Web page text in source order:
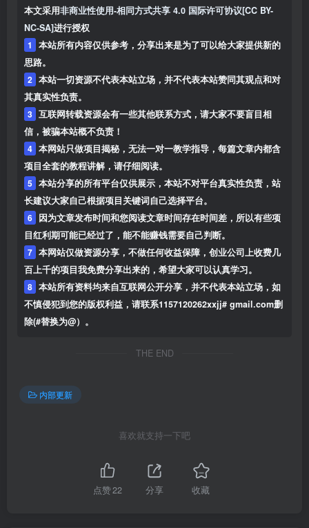
本文采用非商业性使用-相同方式共享 4.0 国际许可协议[CC BY-
NC-SA]进行授权
1
本站所有内容仅供参考，分享出来是为了可以给大家提供新的
思路。
2 本站一切资源不代表本站立场，并不代表本站赞同其观点和对
其真实性负责。
3 互联网转载资源会有一些其他联系方式，请大家不要盲目相
信，被骗本站概不负责！
4 本网站只做项目揭秘，无法一对一教学指导，每篇文章内都含
项目全套的教程讲解，请仔细阅读。
5 本站分享的所有平台仅供展示，本站不对平台真实性负责，站
长建议大家自己根据项目关键词自己选择平台。
6 因为文章发布时间和您阅读文章时间存在时间差，所以有些项
目红利期可能已经过了，能不能赚钱需要自己判断。
7 本网站仅做资源分享，不做任何收益保障，创业公司上收费几
百上千的项目我免费分享出来的，希望大家可以认真学习。
8 本站所有资料均来自互联网公开分享，并不代表本站立场，如
不慎侵犯到您的版权利益，请联系1157120262xxjj# gmail.com删
除(#替换为@）。
THE END
内部更新
喜欢就支持一下吧
点赞22 分享 收藏